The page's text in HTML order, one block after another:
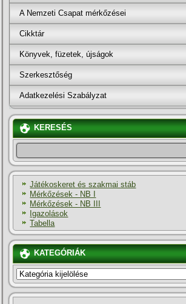
A Nemzeti Csapat mérkőzései
Cikktár
Könyvek, füzetek, újságok
Szerkesztőség
Adatkezelési Szabályzat
KERESÉS
Játékoskeret és szakmai stáb
Mérkőzések - NB I
Mérkőzések - NB III
Igazolások
Tabella
KATEGÓRIÁK
KATEGÓRIÁK